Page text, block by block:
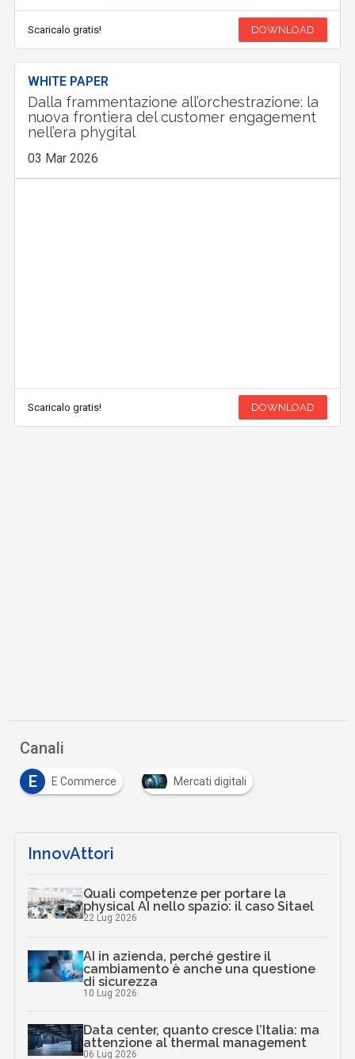
Scaricalo gratis! DOWNLOAD
WHITE PAPER
Dalla frammentazione all’orchestrazione: la
nuova frontiera del customer engagement
nell’era phygital
03 Mar 2026
Scaricalo gratis! DOWNLOAD
Canali
E
E Commerce Mercati digitali
InnovAttori
Quali competenze per portare la
physical AI nello spazio: il caso Sitael
22 Lug 2026
AI in azienda, perché gestire il
cambiamento è anche una questione
di sicurezza
10 Lug 2026
Data center, quanto cresce l’Italia: ma
attenzione al thermal management
06 Lug 2026